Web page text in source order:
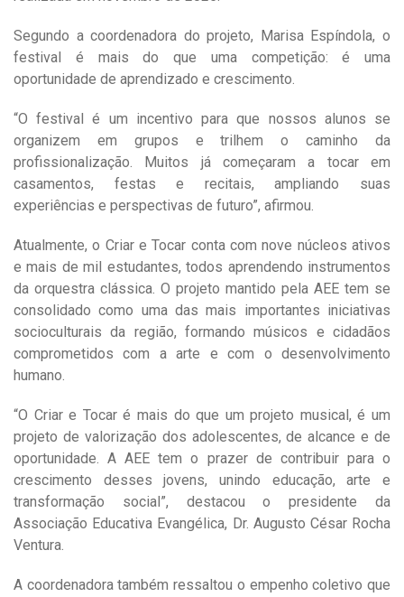
Segundo a coordenadora do projeto, Marisa Espíndola, o
festival é mais do que uma competição: é uma
oportunidade de aprendizado e crescimento.
“O festival é um incentivo para que nossos alunos se
organizem em grupos e trilhem o caminho da
profissionalização. Muitos já começaram a tocar em
casamentos, festas e recitais, ampliando suas
experiências e perspectivas de futuro”, afirmou.
Atualmente, o Criar e Tocar conta com nove núcleos ativos
e mais de mil estudantes, todos aprendendo instrumentos
da orquestra clássica. O projeto mantido pela AEE tem se
consolidado como uma das mais importantes iniciativas
socioculturais da região, formando músicos e cidadãos
comprometidos com a arte e com o desenvolvimento
humano.
“O Criar e Tocar é mais do que um projeto musical, é um
projeto de valorização dos adolescentes, de alcance e de
oportunidade. A AEE tem o prazer de contribuir para o
crescimento desses jovens, unindo educação, arte e
transformação social”, destacou o presidente da
Associação Educativa Evangélica, Dr. Augusto César Rocha
Ventura.
A coordenadora também ressaltou o empenho coletivo que